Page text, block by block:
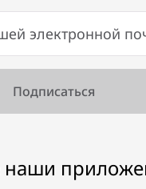
наши